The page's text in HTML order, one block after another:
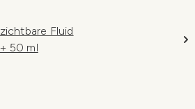
Fluid
50 ml